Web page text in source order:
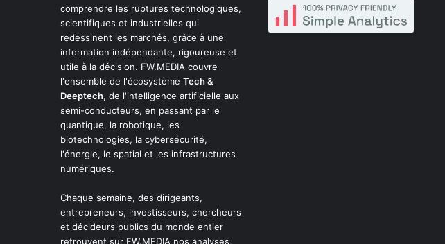
comprendre les ruptures technologiques,
scientifiques et industrielles qui
redessinent les marchés, grâce à une
information indépendante, rigoureuse et
utile à la décision. FW.MEDIA couvre
l'ensemble de l'écosystème Tech &
Deeptech, de l'intelligence artificielle aux
semi-conducteurs, en passant par le
quantique, la robotique, les
biotechnologies, la cybersécurité,
l'énergie, le spatial et les infrastructures
numériques.
Chaque semaine, des dirigeants,
entrepreneurs, investisseurs, chercheurs
et décideurs publics du monde entier
retrouvent sur FW.MEDIA nos analyses,